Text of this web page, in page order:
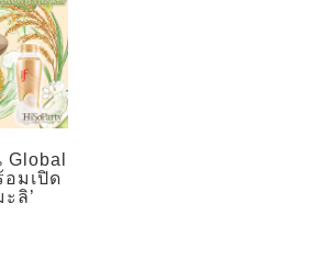
อมเปิด
ลิ’